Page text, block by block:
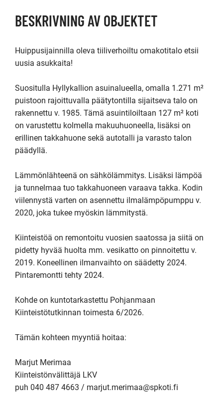
BESKRIVNING AV OBJEKTET
Huippusijainnilla oleva tiiliverhoiltu omakotitalo etsii
uusia asukkaita!
Suositulla Hyllykallion asuinalueella, omalla 1.271 m²
puistoon rajoittuvalla päätytontilla sijaitseva talo on
rakennettu v. 1985. Tämä asuintiloiltaan 127 m² koti
on varustettu kolmella makuuhuoneella, lisäksi on
erillinen takkahuone sekä autotalli ja varasto talon
päädyllä.
Lämmönlähteenä on sähkölämmitys. Lisäksi lämpöä
ja tunnelmaa tuo takkahuoneen varaava takka. Kodin
viilennystä varten on asennettu ilmalämpöpumppu v.
2020, joka tukee myöskin lämmitystä.
Kiinteistöä on remontoitu vuosien saatossa ja siitä on
pidetty hyvää huolta mm. vesikatto on pinnoitettu v.
2019. Koneellinen ilmanvaihto on säädetty 2024.
Pintaremontti tehty 2024.
Kohde on kuntotarkastettu Pohjanmaan
Kiinteistötutkinnan toimesta 6/2026.
Tämän kohteen myyntiä hoitaa:
Marjut Merimaa
Kiinteistönvälittäjä LKV
puh 040 487 4663 / marjut.merimaa@spkoti.fi